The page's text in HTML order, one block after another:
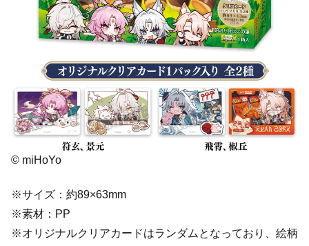
© miHoYo
※サイズ：約89×63mm
※素材：PP
※オリジナルクリアカードはランダムとなっており、絵柄